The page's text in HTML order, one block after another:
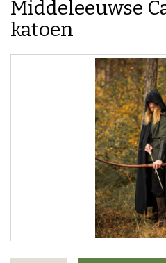
Middeleeuwse
katoen